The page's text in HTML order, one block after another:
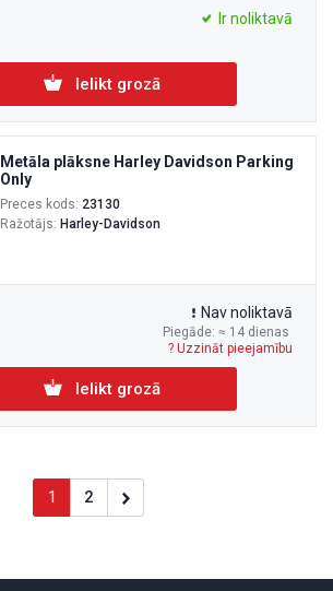
Ir noliktavā
Ielikt grozā
Metāla plāksne Harley Davidson Parking
Only
Preces kods: 23130
Ražotājs: Harley-Davidson
Piegāde: ≈ 14 dienas
Nav noliktavā
? Uzzināt pieejamību
Ielikt grozā
1 2